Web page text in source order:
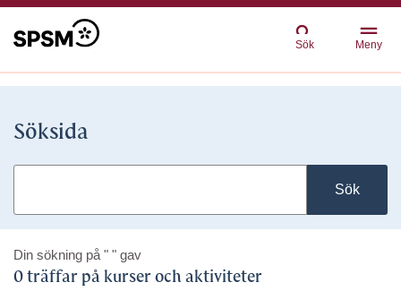
Sök Meny
Söksida
Sök
Din sökning på " " gav
0 träffar på kurser och aktiviteter